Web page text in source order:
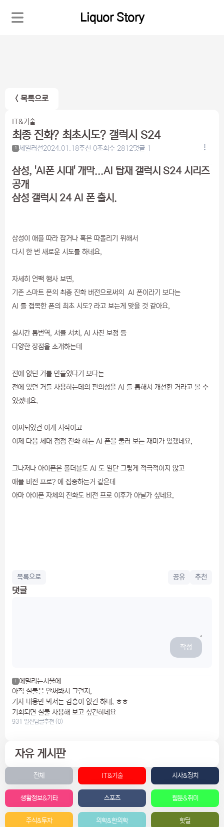
Liquor Story
< 목록으로
IT&기술
최종 진화? 최초시도? 갤럭시 S24
1 세일러선2024.01.18추천 0조회수 2812댓글 1
삼성, 'AI폰 시대' 개막...AI 탑재 갤럭시 S24 시리즈
공개
삼성 갤럭시 24 AI 폰 출시.
삼성이 애플 따라 잡거나 혹은 따돌리기 위해서
다시 한 번 새로운 시도를 하네요,
자세히 언팩 행사 보면,
기존 스마트 폰의 최종 진화 버전으로써의 AI 폰이라기 보다는
AI 를 접목한 폰의 최초 시도? 라고 보는게 맞을 것 같아요,
실시간 통번역, 서클 서치, AI 사진 보정 등
다양한 장점을 소개하는데
전에 없던 거를 만들었다기 보다는
전에 있던 거를 사용하는데의 편의성을 AI 를 통해서 개선한 거라고 볼 수
있겠네요,
어찌되었건 이게 시작이고
이제 다음 세대 점점 진화 하는 AI 폰을 둘러 보는 재미가 있겠네요,
그나저나 아이폰은 폴더블도 AI 도 일단 그렇게 적극적이지 않고
애플 비전 프로? 에 집중하는거 같은데
아마 아이폰 자체의 진화도 비전 프로 이후가 아닐가 싶네요,
목록으로 공유 추천
댓글
작성
1
에밀리는서울에
아직 실물을 안써봐서 그런지,
기사 내용만 봐서는 감흥이 없긴 하네, ㅎㅎ
기회되면 실물 사용해 보고 싶긴하네요
931 일전답글추천 (0)
자유 게시판
전체 IT&기술 시사&정치
생활정보&기타 스포츠 웹툰&취미
주식&투자 의학&한의학 핫딜